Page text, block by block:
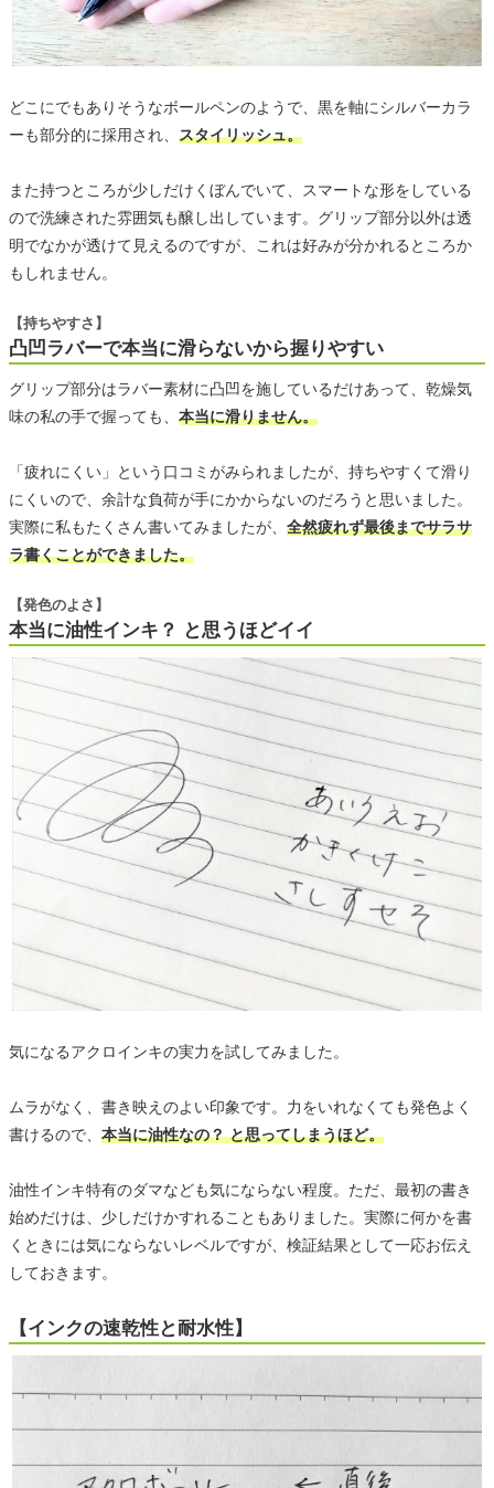
どこにでもありそうなボールペンのようで、黒を軸にシルバーカラ
ーも部分的に採用され、 スタイリッシュ。
また持つところが少しだけくぼんでいて、スマートな形をしている
ので洗練された雰囲気も醸し出しています。グリップ部分以外は透
明でなかが透けて見えるのですが、これは好みが分かれるところか
もしれません。
凸凹ラバーで本当に滑らないから握りやすい
【持ちやすさ】
グリップ部分はラバー素材に凸凹を施しているだけあって、乾燥気
味の私の手で握っても、 本当に滑りません。
「疲れにくい」という口コミがみられましたが、持ちやすくて滑り
にくいので、余計な負荷が手にかからないのだろうと思いました。
実際に私もたくさん書いてみましたが、 全然疲れず最後までサラサ
ラ書くことができました。
本当に油性インキ？ と思うほどイイ
【発色のよさ】
気になるアクロインキの実力を試してみました。
ムラがなく、書き映えのよい印象です。力をいれなくても発色よく
書けるので、 本当に油性なの？ と思ってしまうほど。
油性インキ特有のダマなども気にならない程度。ただ、最初の書き
始めだけは、少しだけかすれることもありました。実際に何かを書
くときには気にならないレベルですが、検証結果として一応お伝え
しておきます。
【インクの速乾性と耐水性】